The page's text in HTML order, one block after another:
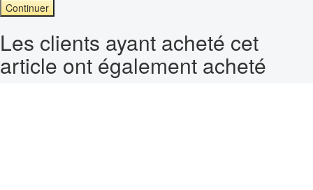
Continuer
Les clients ayant acheté cet
article ont également acheté